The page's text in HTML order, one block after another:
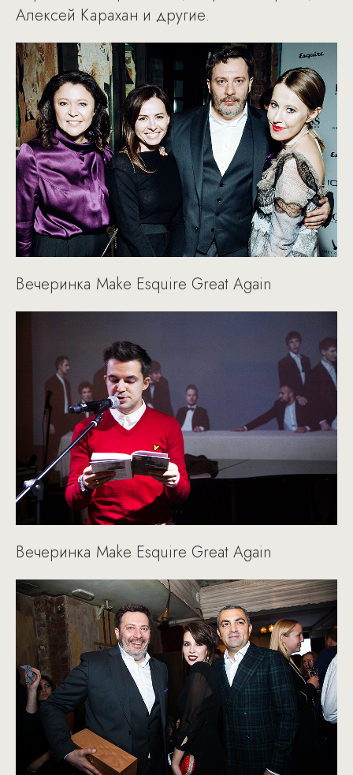
Алексей Карахан и другие.
Вечеринка Make Esquire Great Again
Вечеринка Make Esquire Great Again